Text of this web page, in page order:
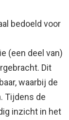
bedoeld voor
(een deel van)
Dit
waarbij de
Tijdens de
inzicht in het